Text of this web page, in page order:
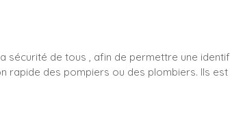
de tous , afin de permettre une
rapide des pompiers ou des plombiers. Ils